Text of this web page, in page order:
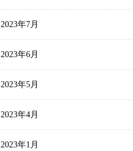
2023年7月
2023年6月
2023年5月
2023年4月
2023年1月